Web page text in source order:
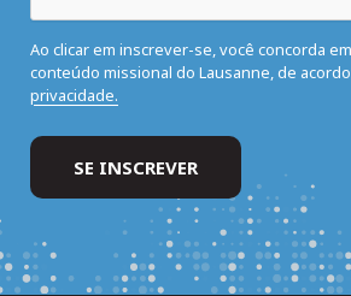
Ao clicar em inscrever-se, você concorda
conteúdo missional do Lausanne, de
privacidade.